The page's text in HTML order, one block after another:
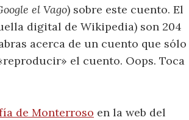
el Vago) sobre este cuento. El
digital de Wikipedia) son 204
acerca de un cuento que sólo
el cuento. Oops. Toca
de Monterroso en la web del